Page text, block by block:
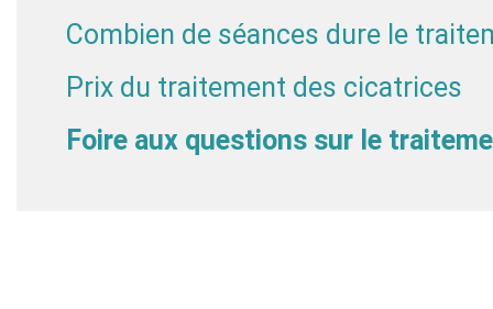
Combien de séances dure le
Prix du traitement des cicatrices
Foire aux questions sur le